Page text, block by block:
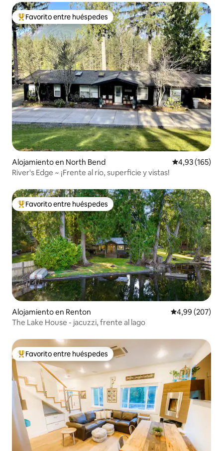
Favorito entre los huéspedes más destacados
Favorito entre huéspedes
Alojamiento en North Bend Calificación
4,93 (165)
River's Edge ~ ¡Frente al río, superficie y vistas!
Favorito entre los huéspedes más destacados
Favorito entre huéspedes
Alojamiento en Renton Calificación
4,99 (207)
The Lake House - jacuzzi, frente al lago
Favorito entre los huéspedes más destacados
Favorito entre huéspedes